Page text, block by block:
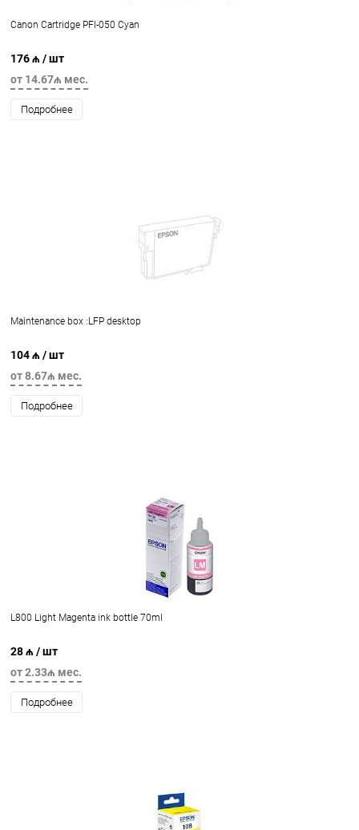
Canon Cartridge PFI-050 Cyan
176 ₼ / шт
от 14.67₼ мес.
Подробнее
Maintenance box :LFP desktop
104 ₼ / шт
от 8.67₼ мес.
Подробнее
L800 Light Magenta ink bottle 70ml
28 ₼ / шт
от 2.33₼ мес.
Подробнее